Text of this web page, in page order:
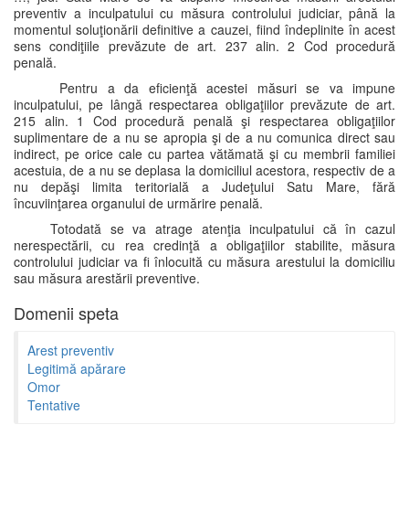
preventiv a inculpatului cu măsura controlului judiciar, până la
momentul soluţionării definitive a cauzei, fiind îndeplinite în acest
sens condiţiile prevăzute de art. 237 alin. 2 Cod procedură
penală.
Pentru a da eficienţă acestei măsuri se va impune
inculpatului, pe lângă respectarea obligaţiilor prevăzute de art.
215 alin. 1 Cod procedură penală şi respectarea obligaţiilor
suplimentare de a nu se apropia şi de a nu comunica direct sau
indirect, pe orice cale cu partea vătămată şi cu membrii familiei
acestuia, de a nu se deplasa la domiciliul acestora, respectiv de a
nu depăşi limita teritorială a Judeţului Satu Mare, fără
încuviinţarea organului de urmărire penală.
Totodată se va atrage atenţia inculpatului că în cazul
nerespectării, cu rea credinţă a obligaţiilor stabilite, măsura
controlului judiciar va fi înlocuită cu măsura arestului la domiciliu
sau măsura arestării preventive.
Domenii speta
Arest preventiv
Legitimă apărare
Omor
Tentative